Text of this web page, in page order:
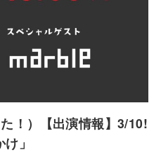
！）【出演情報】3/10!
」